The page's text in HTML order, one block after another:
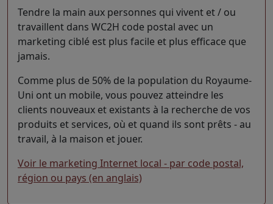
Tendre la main aux personnes qui vivent et / ou
travaillent dans WC2H code postal avec un
marketing ciblé est plus facile et plus efficace que
jamais.
Comme plus de 50% de la population du Royaume-
Uni ont un mobile, vous pouvez atteindre les
clients nouveaux et existants à la recherche de vos
produits et services, où et quand ils sont prêts - au
travail, à la maison et jouer.
Voir le marketing Internet local - par code postal,
région ou pays (en anglais)